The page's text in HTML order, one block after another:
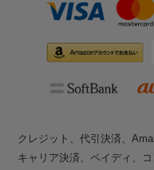
クレジット、代引決済、
キャリア決済、ペイディ、